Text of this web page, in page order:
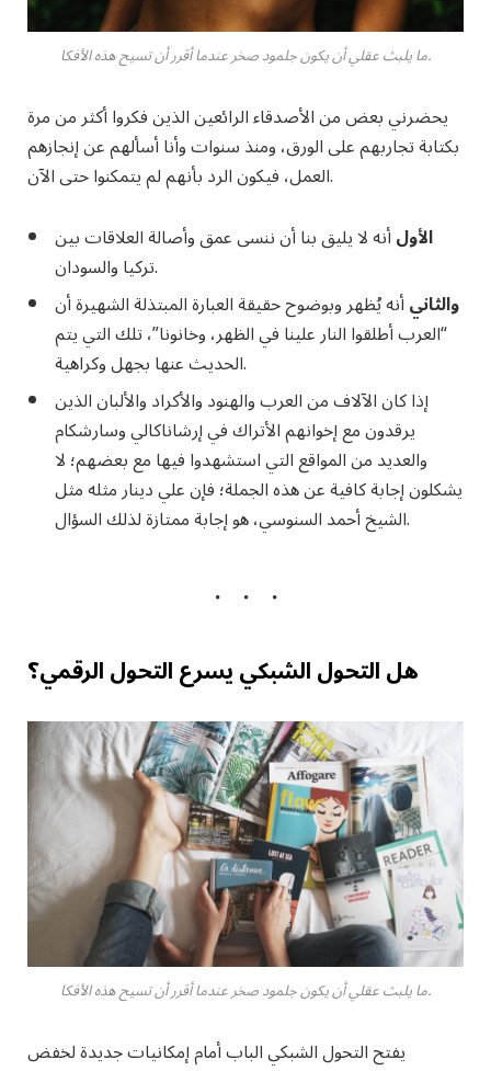
ما يلبث عقلي أن يكون جلمود صخر عندما أقرر أن تسيح هذه الأفكا.
يحضرني بعض من الأصدقاء الرائعين الذين فكروا أكثر من مرة
بكتابة تجاربهم على الورق، ومنذ سنوات وأنا أسألهم عن إنجازهم
العمل، فيكون الرد بأنهم لم يتمكنوا حتى الآن.
الأولأنه لا يليق بنا أن ننسى عمق وأصالة العلاقات بين
تركيا والسودان.
والثانيأنه يُظهر وبوضوح حقيقة العبارة المبتذلة الشهيرة أن
“العرب أطلقوا النار علينا في الظهر، وخانونا”، تلك التي يتم
الحديث عنها بجهل وكراهية.
إذا كان الآلاف من العرب والهنود والأكراد والألبان الذين
يرقدون مع إخوانهم الأتراك في إرشاناكالي وسارشكام
والعديد من المواقع التي استشهدوا فيها مع بعضهم؛ لا
يشكلون إجابة كافية عن هذه الجملة؛ فإن علي دينار مثله مثل
الشيخ أحمد السنوسي، هو إجابة ممتازة لذلك السؤال.
هل التحول الشبكي يسرع التحول الرقمي؟
ما يلبث عقلي أن يكون جلمود صخر عندما أقرر أن تسيح هذه الأفكا.
يفتح التحول الشبكي الباب أمام إمكانيات جديدة لخفض